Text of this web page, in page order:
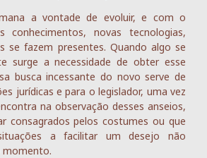
a vontade de evoluir, e com o
conhecimentos, novas tecnologias,
se fazem presentes. Quando algo se
surge a necessidade de obter esse
busca incessante do novo serve de
jurídicas e para o legislador, uma vez
na observação desses anseios,
consagrados pelos costumes ou que
a facilitar um desejo não